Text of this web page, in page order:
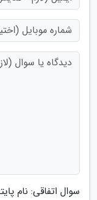
سوال اتفاقی: نام